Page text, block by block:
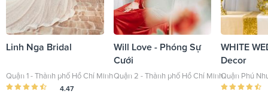
Linh Nga Bridal
Quận 1 - Thành phố Hồ Chí Minh
4.47
Will Love - Phóng Sự
Cưới
Quận 2 - Thành phố Hồ Chí Minh
WHITE
Decor
Quận Phú